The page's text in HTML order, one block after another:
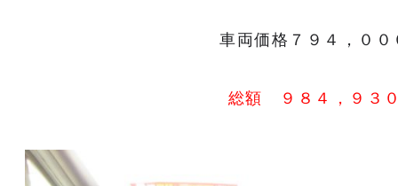
車両価格７９４，００
総額 ９８４，９３